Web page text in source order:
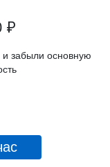
и забыли основную
₽